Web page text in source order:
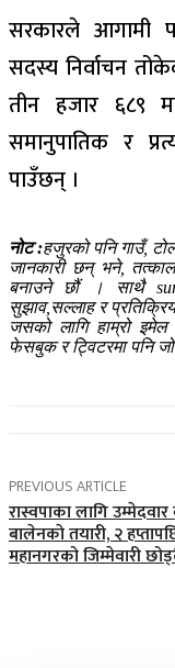
सरकारले आगामी
सदस्य निर्वाचन
तीन हजार ६८९
समानुपातिक र
पाउँछन् ।
नोट :हजुरको पनि गाउँ,
जानकारी छन् भने, तत्काल
बनाउने छौं । साथै
सुझाव,सल्लाह र
जसको लागि हाम्रो
फेसबुक र ट्विटरमा पनि
PREVIOUS ARTICLE
रास्वपाका लागि उम्मेदवार
बालेनकाे तयारी, २
महानगरको जिम्मेवारी